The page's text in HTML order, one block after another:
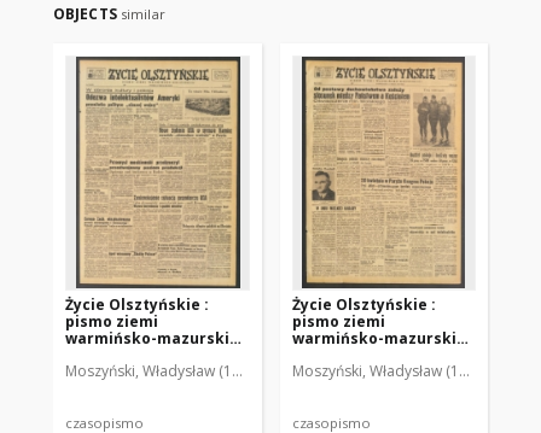
OBJECTS similar
Życie Olsztyńskie :
pismo ziemi
warmińsko-mazurskiej,
Moszyński, Władysław (1922-2001). Red. Mroczkowski, Włodzimierz
czasopismo
Życie Olsztyńskie :
pismo ziemi
warmińsko-mazurskiej,
Moszyński, Władysław (1922-2001).
czasopismo